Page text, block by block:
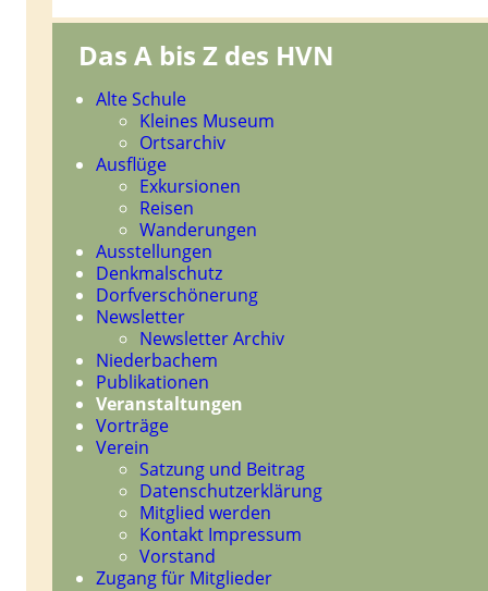
Das A bis Z des HVN
Navigation
überspringen
Alte Schule
Kleines Museum
Ortsarchiv
Ausflüge
Exkursionen
Reisen
Wanderungen
Ausstellungen
Denkmalschutz
Dorfverschönerung
Newsletter
Newsletter Archiv
Niederbachem
Publikationen
Veranstaltungen
Vorträge
Verein
Satzung und Beitrag
Datenschutzerklärung
Mitglied werden
Kontakt Impressum
Vorstand
Zugang für Mitglieder